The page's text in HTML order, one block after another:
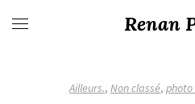
Renan
Ailleurs., Non classé, photo